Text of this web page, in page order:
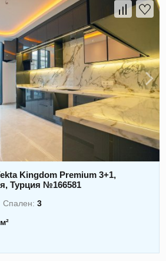
Kingdom Premium 3+1,
Турция №166581
Спален:3